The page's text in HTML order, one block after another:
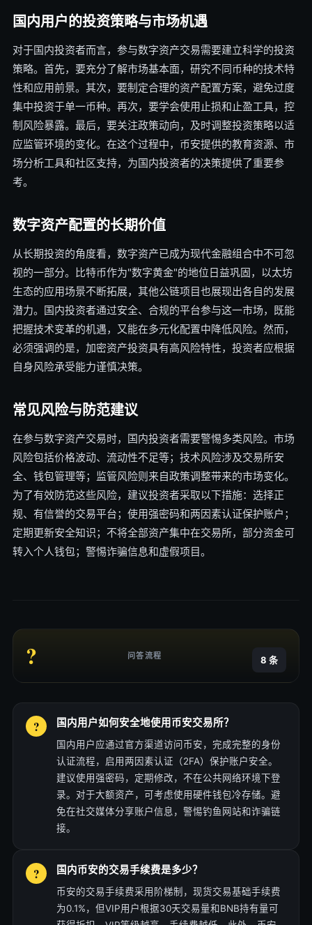
国内用户的投资策略与市场机遇
对于国内投资者而言，参与数字资产交易需要建立科学的投资
策略。首先，要充分了解市场基本面，研究不同币种的技术特
性和应用前景。其次，要制定合理的资产配置方案，避免过度
集中投资于单一币种。再次，要学会使用止损和止盈工具，控
制风险暴露。最后，要关注政策动向，及时调整投资策略以适
应监管环境的变化。在这个过程中，币安提供的教育资源、市
场分析工具和社区支持，为国内投资者的决策提供了重要参
考。
数字资产配置的长期价值
从长期投资的角度看，数字资产已成为现代金融组合中不可忽
视的一部分。比特币作为"数字黄金"的地位日益巩固，以太坊
生态的应用场景不断拓展，其他公链项目也展现出各自的发展
潜力。国内投资者通过安全、合规的平台参与这一市场，既能
把握技术变革的机遇，又能在多元化配置中降低风险。然而，
必须强调的是，加密资产投资具有高风险特性，投资者应根据
自身风险承受能力谨慎决策。
常见风险与防范建议
在参与数字资产交易时，国内投资者需要警惕多类风险。市场
风险包括价格波动、流动性不足等；技术风险涉及交易所安
全、钱包管理等；监管风险则来自政策调整带来的市场变化。
为了有效防范这些风险，建议投资者采取以下措施：选择正
规、有信誉的交易平台；使用强密码和两因素认证保护账户；
定期更新安全知识；不将全部资产集中在交易所，部分资金可
转入个人钱包；警惕诈骗信息和虚假项目。
? 问答流程 8 条
国内用户如何安全地使用币安交易所？
国内用户应通过官方渠道访问币安，完成完整的身份
认证流程，启用两因素认证（2FA）保护账户安全。
建议使用强密码，定期修改，不在公共网络环境下登
录。对于大额资产，可考虑使用硬件钱包冷存储。避
免在社交媒体分享账户信息，警惕钓鱼网站和诈骗链
接。
国内币安的交易手续费是多少？
币安的交易手续费采用阶梯制，现货交易基础手续费
为0.1%，但VIP用户根据30天交易量和BNB持有量可